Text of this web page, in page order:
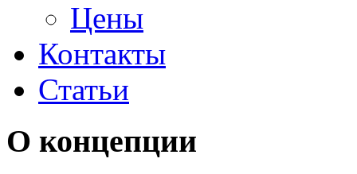
Цены
Контакты
Статьи
О концепции